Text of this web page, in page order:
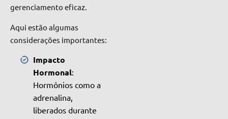
gerenciamento eficaz.
Aqui estão algumas
considerações importantes:
Impacto
Hormonal:
Hormônios como a
adrenalina,
liberados durante